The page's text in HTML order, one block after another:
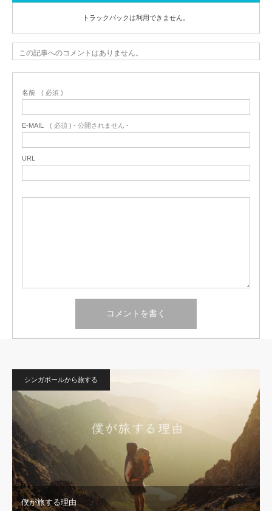
トラックバックは利用できません。
この記事へのコメントはありません。
名前 ( 必須 )
E-MAIL ( 必須 ) - 公開されません -
URL
シンガポールから旅する
僕が旅する理由